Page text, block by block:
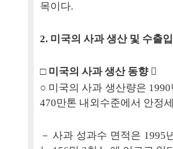
목이다.
2. 미국의 사과 생산 및 수출
□ 미국의 사과 생산 동향
○ 미국의 사과 생산량은
470만톤 내외수준에서 안정
－ 사과 성과수 면적은 1995